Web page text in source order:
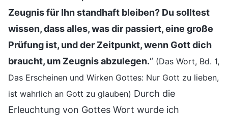
Zeugnis für Ihn standhaft bleiben? Du solltest
wissen, dass alles, was dir passiert, eine große
Prüfung ist, und der Zeitpunkt, wenn Gott dich
braucht, um Zeugnis abzulegen.“ (Das Wort, Bd. 1,
Das Erscheinen und Wirken Gottes: Nur Gott zu lieben,
ist wahrlich an Gott zu glauben) Durch die
Erleuchtung von Gottes Wort wurde ich